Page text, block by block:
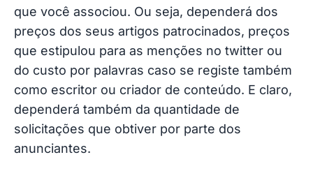
que você associou. Ou seja, dependerá dos
preços dos seus artigos patrocinados, preços
que estipulou para as menções no twitter ou
do custo por palavras caso se registe também
como escritor ou criador de conteúdo. E claro,
dependerá também da quantidade de
solicitações que obtiver por parte dos
anunciantes.